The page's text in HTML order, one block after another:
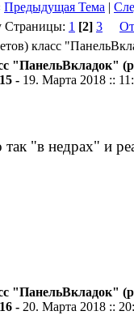
Предыдущая Тема |
Страницы: 1 [2] 3
класс
"ПанельВкладок"
- 19. Марта 2018 ::
"в недрах" и
"ПанельВкладок"
- 20. Марта 2018 ::